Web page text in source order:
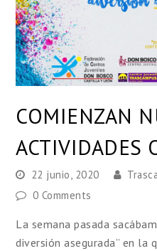
COMIENZAN
ACTIVIDADES
22 junio, 2020
0 Comments
La semana pasada
diversión asegurada” en la